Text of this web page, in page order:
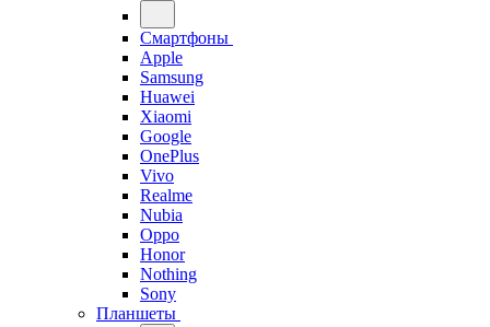
Смартфоны
Apple
Samsung
Huawei
Xiaomi
Google
OnePlus
Vivo
Realme
Nubia
Oppo
Honor
Nothing
Sony
Планшеты